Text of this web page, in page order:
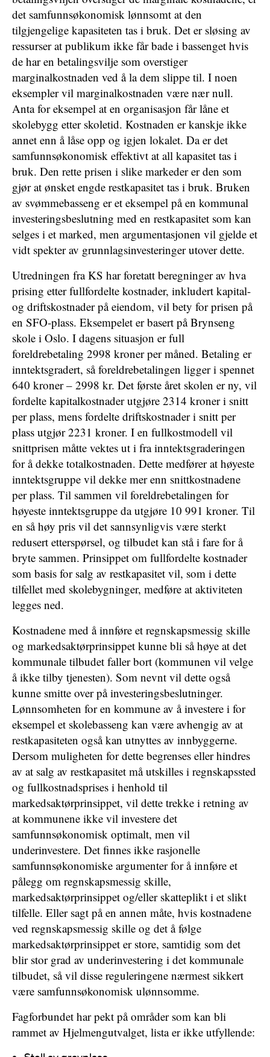
det samfunnsøkonomisk lønnsomt at den
tilgjengelige kapasiteten tas i bruk. Det er sløsing av
ressurser at publikum ikke får bade i bassenget hvis
de har en betalingsvilje som overstiger
marginalkostnaden ved å la dem slippe til. I noen
eksempler vil marginalkostnaden være nær null.
Anta for eksempel at en organisasjon får låne et
skolebygg etter skoletid. Kostnaden er kanskje ikke
annet enn å låse opp og igjen lokalet. Da er det
samfunnsøkonomisk effektivt at all kapasitet tas i
bruk. Den rette prisen i slike markeder er den som
gjør at ønsket engde restkapasitet tas i bruk. Bruken
av svømmebasseng er et eksempel på en kommunal
investeringsbeslutning med en restkapasitet som kan
selges i et marked, men argumentasjonen vil gjelde et
vidt spekter av grunnlagsinvesteringer utover dette.
Utredningen fra KS har foretatt beregninger av hva
prising etter fullfordelte kostnader, inkludert kapital-
og driftskostnader på eiendom, vil bety for prisen på
en SFO-plass. Eksempelet er basert på Brynseng
skole i Oslo. I dagens situasjon er full
foreldrebetaling 2998 kroner per måned. Betaling er
inntektsgradert, så foreldrebetalingen ligger i spennet
640 kroner – 2998 kr. Det første året skolen er ny, vil
fordelte kapitalkostnader utgjøre 2314 kroner i snitt
per plass, mens fordelte driftskostnader i snitt per
plass utgjør 2231 kroner. I en fullkostmodell vil
snittprisen måtte vektes ut i fra inntektsgraderingen
for å dekke totalkostnaden. Dette medfører at høyeste
inntektsgruppe vil dekke mer enn snittkostnadene
per plass. Til sammen vil foreldrebetalingen for
høyeste inntektsgruppe da utgjøre 10 991 kroner. Til
en så høy pris vil det sannsynligvis være sterkt
redusert etterspørsel, og tilbudet kan stå i fare for å
bryte sammen. Prinsippet om fullfordelte kostnader
som basis for salg av restkapasitet vil, som i dette
tilfellet med skolebygninger, medføre at aktiviteten
legges ned.
Kostnadene med å innføre et regnskapsmessig skille
og markedsaktørprinsippet kunne bli så høye at det
kommunale tilbudet faller bort (kommunen vil velge
å ikke tilby tjenesten). Som nevnt vil dette også
kunne smitte over på investeringsbeslutninger.
Lønnsomheten for en kommune av å investere i for
eksempel et skolebasseng kan være avhengig av at
restkapasiteten også kan utnyttes av innbyggerne.
Dersom muligheten for dette begrenses eller hindres
av at salg av restkapasitet må utskilles i regnskapssted
og fullkostnadsprises i henhold til
markedsaktørprinsippet, vil dette trekke i retning av
at kommunene ikke vil investere det
samfunnsøkonomisk optimalt, men vil
underinvestere. Det finnes ikke rasjonelle
samfunnsøkonomiske argumenter for å innføre et
pålegg om regnskapsmessig skille,
markedsaktørprinsippet og/eller skatteplikt i et slikt
tilfelle. Eller sagt på en annen måte, hvis kostnadene
ved regnskapsmessig skille og det å følge
markedsaktørprinsippet er store, samtidig som det
blir stor grad av underinvestering i det kommunale
tilbudet, så vil disse reguleringene nærmest sikkert
være samfunnsøkonomisk ulønnsomme.
Fagforbundet har pekt på områder som kan bli
rammet av Hjelmengutvalget, lista er ikke utfyllende: